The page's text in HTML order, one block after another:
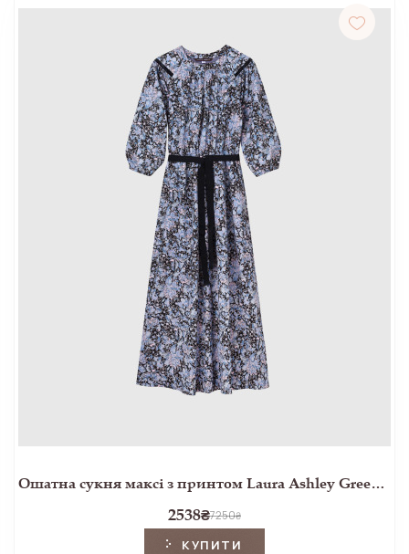
Ошатна сукня максі з принтом Laura Ashley Greenfield Peony
2538₴7250₴
КУПИТИ